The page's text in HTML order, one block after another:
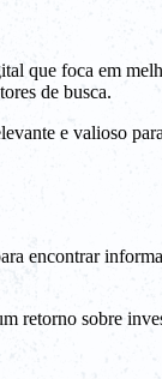
que foca em
de busca.
e valioso
encontrar
retorno sobre